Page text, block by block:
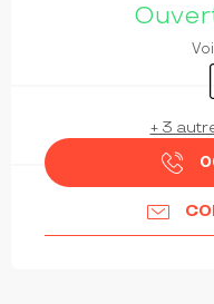
+ 3